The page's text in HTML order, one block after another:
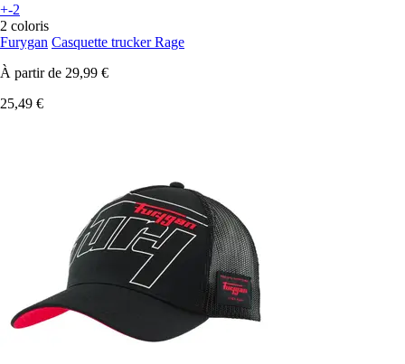
+-2
2 coloris
Furygan Casquette trucker Rage
À partir de 29,99 €
25,49 €